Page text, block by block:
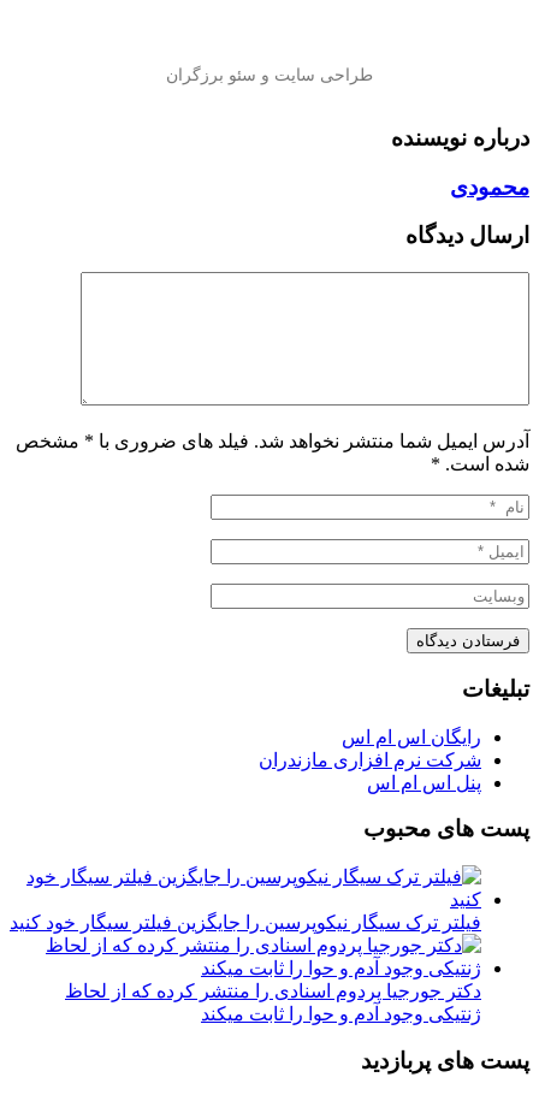
درباره نویسنده
محمودی
ارسال دیدگاه
آدرس ایمیل شما منتشر نخواهد شد. فیلد های ضروری با * مشخص
شده است. *
تبلیغات
رایگان اس ام اس
شرکت نرم افزاری مازندران
پنل اس ام اس
پست های محبوب
فیلتر ترک سیگار نیکوپرسین را جایگزین فیلتر سیگار خود کنید
دکتر جورجیا پردوم اسنادی را منتشر کرده که از لحاظ
ژنتیکی وجود آدم و حوا را ثابت میکند
پست های پربازدید